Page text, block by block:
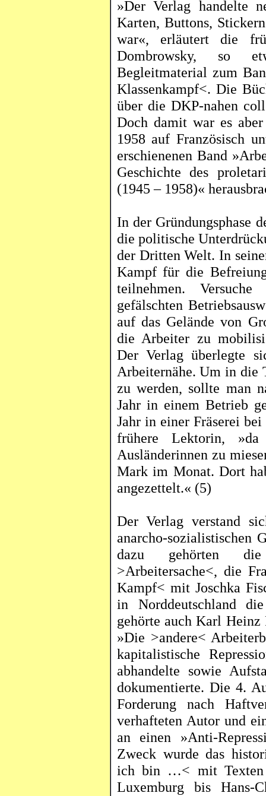
»Der Verlag handelte
Karten, Buttons,
war«, erläutert die
Dombrowsky, so
Begleitmaterial zum
Klassenkampf<. Die
über die DKP-nahen
Doch damit war es
1958 auf Französisch
erschienenen Band
Geschichte des
(1945 – 1958)«
In der Gründungsphase
die politische
der Dritten Welt. In
Kampf für die
teilnehmen.
gefälschten
auf das Gelände von
die Arbeiter zu
Der Verlag überlegte
Arbeiternähe. Um in die
zu werden, sollte man
Jahr in einem Betrieb
Jahr in einer Fräserei bei
frühere Lektorin,
Ausländerinnen zu
Mark im Monat. Dort
angezettelt.« (5)
Der Verlag verstand
anarcho-sozialistischen
dazu gehörten
>Arbeitersache<, die
Kampf< mit Joschka
in Norddeutschland
gehörte auch Karl
»Die >andere<
kapitalistische
abhandelte sowie
dokumentierte. Die 4.
Forderung nach
verhafteten Autor und
an einen »Anti-
Zweck wurde das
ich bin …< mit Texten
Luxemburg bis Hans-